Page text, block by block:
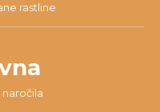
rastline
naročila